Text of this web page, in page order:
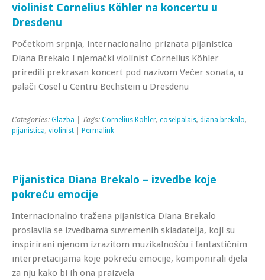
violinist Cornelius Köhler na koncertu u
Dresdenu
Početkom srpnja, internacionalno priznata pijanistica
Diana Brekalo i njemački violinist Cornelius Köhler
priredili prekrasan koncert pod nazivom Večer sonata, u
palači Cosel u Centru Bechstein u Dresdenu
Categories: Glazba | Tags: Cornelius Köhler, coselpalais, diana brekalo,
pijanistica, violinist Permalink
Pijanistica Diana Brekalo – izvedbe koje
pokreću emocije
Internacionalno tražena pijanistica Diana Brekalo
proslavila se izvedbama suvremenih skladatelja, koji su
inspirirani njenom izrazitom muzikalnošću i fantastičnim
interpretacijama koje pokreću emocije, komponirali djela
za nju kako bi ih ona praizvela